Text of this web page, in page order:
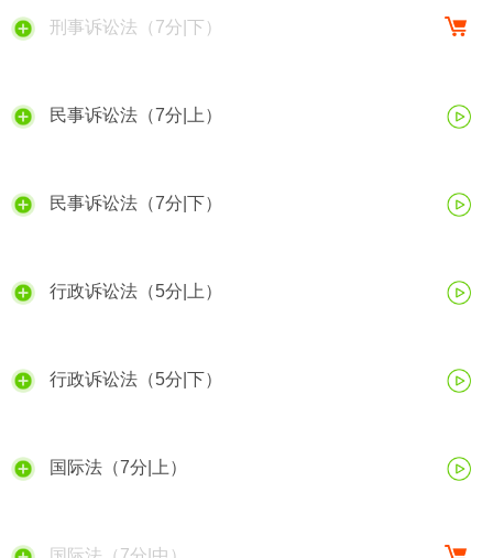
刑事诉讼法（7分|下）
民事诉讼法（7分|上）
民事诉讼法（7分|下）
行政诉讼法（5分|上）
行政诉讼法（5分|下）
国际法（7分|上）